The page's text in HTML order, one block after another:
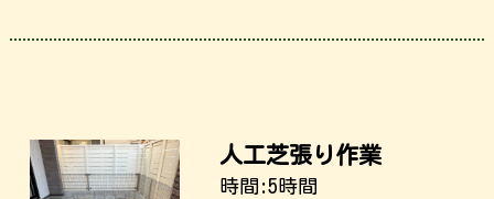
人工芝張り作業
時間:5時間